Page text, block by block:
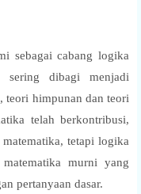
sebagai cabang logika
sering dibagi menjadi
teori himpunan dan teori
telah berkontribusi,
tetapi logika
murni yang
pertanyaan dasar.